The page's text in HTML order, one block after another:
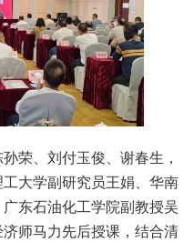
荣、刘付玉俊、谢春生，
大学副研究员王娟、华南
东石油化工学院副教授吴
师马力先后授课，结合清